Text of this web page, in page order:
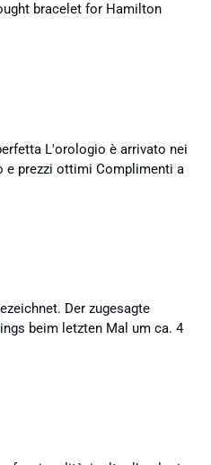
bracelet for Hamilton
L'orologio è arrivato nei
e prezzi ottimi Complimenti a
Der zugesagte
beim letzten Mal um ca. 4